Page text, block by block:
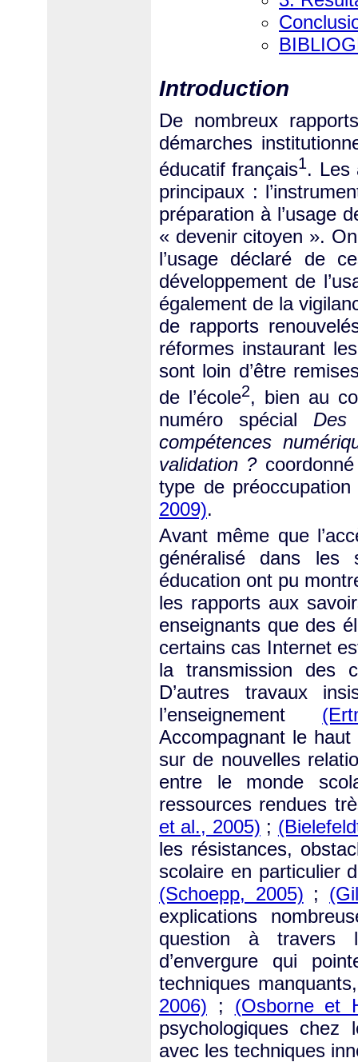
Introduction
De nombreux
démarches
éducatif français1. Les
principaux :
préparation à l’usage
« devenir citoyen ».
l’usage déclaré de
développement de
également de la
de rapports
réformes instaurant
sont loin d’être
de l’école2, bien au
numéro spécial
compétences
validation ?
type de
2009).
Avant même que
généralisé dans les
éducation ont pu
les rapports aux
enseignants que des
certains cas Internet
la transmission des
D’autres travaux
l’enseignement
Accompagnant le
sur de nouvelles
entre le monde
ressources rendues
et al., 2005) ;
les résistances,
scolaire en particulier
(Schoepp, 2005) ;
explications
question à travers
d’envergure qui
techniques
2006) ; (Osborne et
psychologiques chez
avec les techniques